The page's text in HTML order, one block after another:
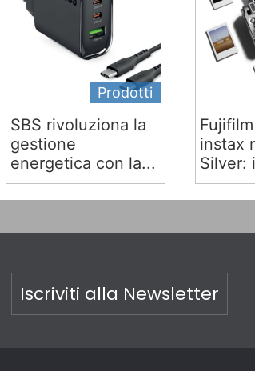
Prodotti
SBS rivoluziona la
gestione
energetica con la...
instax
Silver:
Iscriviti alla Newsletter